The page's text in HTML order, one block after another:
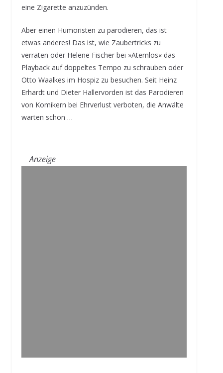
eine Zigarette anzuzünden.
Aber einen Humoristen zu parodieren, das ist
etwas anderes! Das ist, wie Zaubertricks zu
verraten oder Helene Fischer bei »Atemlos« das
Playback auf doppeltes Tempo zu schrauben oder
Otto Waalkes im Hospiz zu besuchen. Seit Heinz
Erhardt und Dieter Hallervorden ist das Parodieren
von Komikern bei Ehrverlust verboten, die Anwälte
warten schon …
Anzeige